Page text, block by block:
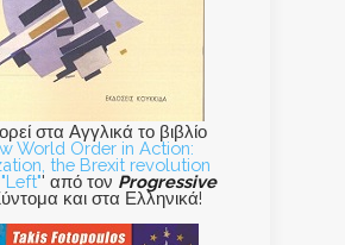
στα Αγγλικά το βιβλίο
World Order in Action:
the Brexit revolution
' από τον Progressive
και στα Ελληνικά!